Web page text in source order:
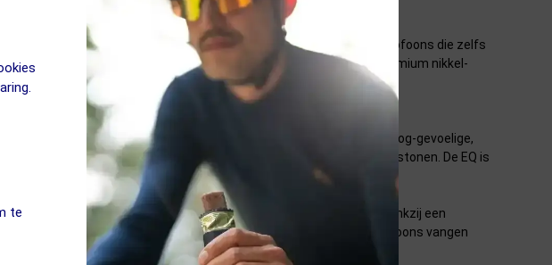
te
uur ongeëvenaarde audio. Uitgerust met ruisonderdrukkende microfoons die zelfs
gemoedsrust tijdens het gebruik. Het frame is gemaakt van premium nikkel-
vrij om omgevingsgeluid te kunnen horen. De trillingen komen uit hoog-gevoelige,
is een grote luchtgeleidende driver aangebracht voor volle, diepe bastonen. De EQ is
dat je muziek of telefoongesprek kan worden meegeluisterd. Dankzij een
wegfiltert. Strategisch geplaatste dubbele microfoons vangen
cafés.